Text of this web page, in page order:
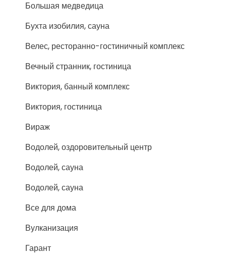
Большая медведица
Бухта изобилия, сауна
Велес, ресторанно-гостиничный комплекс
Вечный странник, гостиница
Виктория, банный комплекс
Виктория, гостиница
Вираж
Водолей, оздоровительный центр
Водолей, сауна
Водолей, сауна
Все для дома
Вулканизация
Гарант